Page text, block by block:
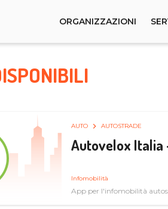
ORGANIZZAZIONI
AUTO AUTOSTRADE
Autovelox Italia
Infomobilità
App per l'infomobilità